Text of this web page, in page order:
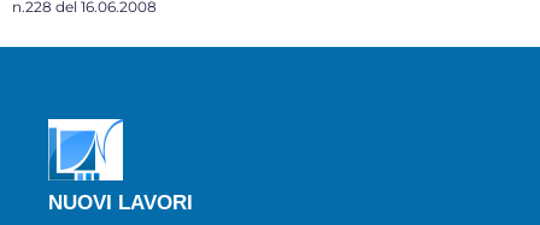
n.228 del 16.06.2008
NUOVI LAVORI